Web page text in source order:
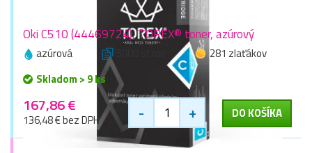
Oki C510 (44469724), TOREX® toner, azúrový
azúrová
281 zlaťákov
Skladom > 9 ks
167,86 €
136,48 € bez DPH - + DO KOŠÍKA